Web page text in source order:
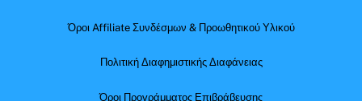
Όροι Affiliate Συνδέσμων & Προωθητικού Υλικού
Πολιτική Διαφημιστικής Διαφάνειας
Όροι Προγράμματος Επιβράβευσης